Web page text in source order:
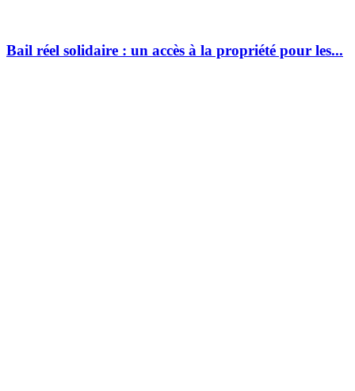
Bail réel solidaire : un accès à la propriété pour les...